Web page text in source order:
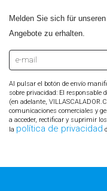
Melden Sie sich für
Angebote zu erhalten.
Al pulsar el botón de envío
sobre privacidad: El responsable
(en adelante,
comunicaciones comerciales y
a acceder, rectificar y suprimir
la política de privacidad